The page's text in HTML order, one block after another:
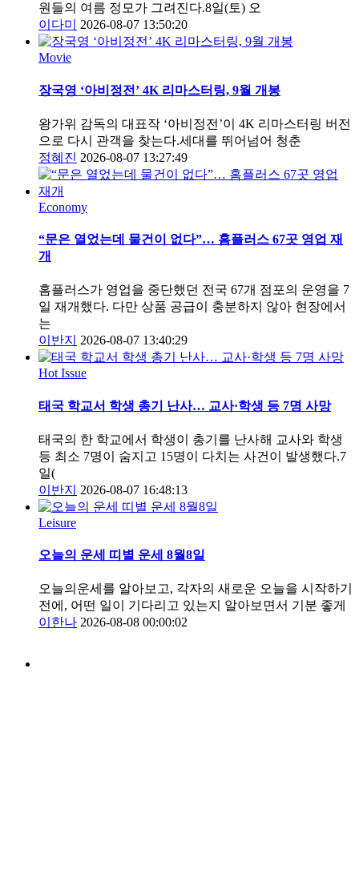
원들의 여름 정모가 그려진다.8일(토) 오
이다미
2026-08-07 13:50:20
Movie
장국영 ‘아비정전’ 4K 리마스터링, 9월 개봉
왕가위 감독의 대표작 ‘아비정전’이 4K 리마스터링 버전
으로 다시 관객을 찾는다.세대를 뛰어넘어 청춘
정혜진 2026-08-07 13:27:49
Economy
“문은 열었는데 물건이 없다”… 홈플러스 67곳 영업 재
개
홈플러스가 영업을 중단했던 전국 67개 점포의 운영을 7
일 재개했다. 다만 상품 공급이 충분하지 않아 현장에서
는
이반지
2026-08-07 13:40:29
Hot Issue
태국 학교서 학생 총기 난사… 교사·학생 등 7명 사망
태국의 한 학교에서 학생이 총기를 난사해 교사와 학생
등 최소 7명이 숨지고 15명이 다치는 사건이 발생했다.7
일(
이반지
2026-08-07 16:48:13
Leisure
오늘의 운세 띠별 운세 8월8일
오늘의운세를 알아보고, 각자의 새로운 오늘을 시작하기
전에, 어떤 일이 기다리고 있는지 알아보면서 기분 좋게
이한나 2026-08-08 00:00:02